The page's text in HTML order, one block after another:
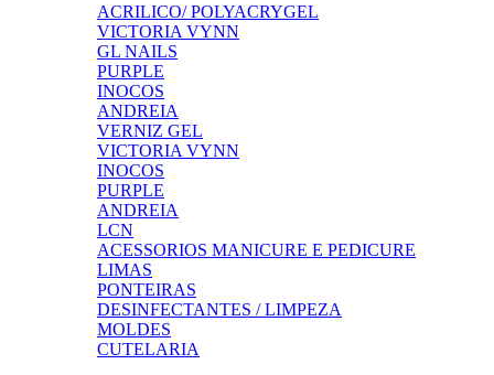
ACRILICO/ POLYACRYGEL
VICTORIA VYNN
GL NAILS
PURPLE
INOCOS
ANDREIA
VERNIZ GEL
VICTORIA VYNN
INOCOS
PURPLE
ANDREIA
LCN
ACESSORIOS MANICURE E PEDICURE
LIMAS
PONTEIRAS
DESINFECTANTES / LIMPEZA
MOLDES
CUTELARIA